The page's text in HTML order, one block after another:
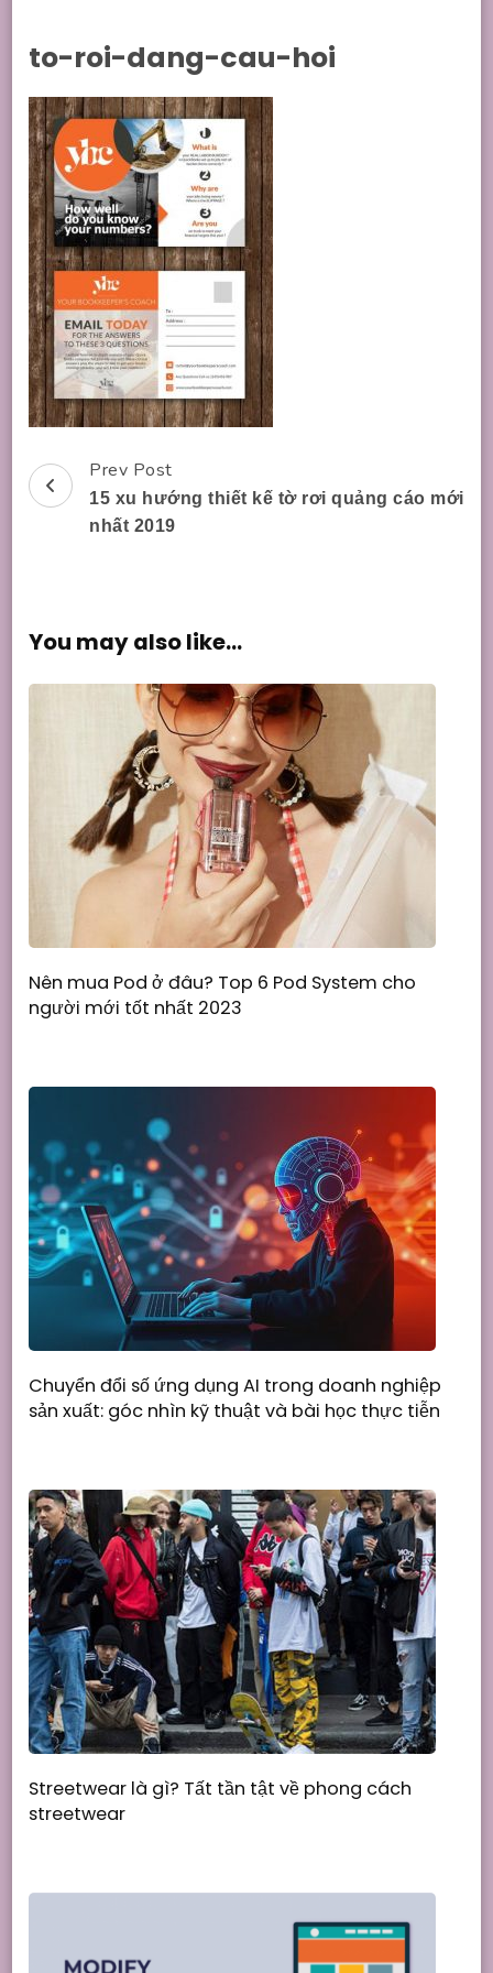
to-roi-dang-cau-hoi
Post
Navigation
Prev Post
15 xu hướng thiết kế tờ rơi quảng cáo mới
nhất 2019
You may also like...
Nên mua Pod ở đâu? Top 6 Pod System cho
người mới tốt nhất 2023
Chuyển đổi số ứng dụng AI trong doanh nghiệp
sản xuất: góc nhìn kỹ thuật và bài học thực tiễn
Streetwear là gì? Tất tần tật về phong cách
streetwear